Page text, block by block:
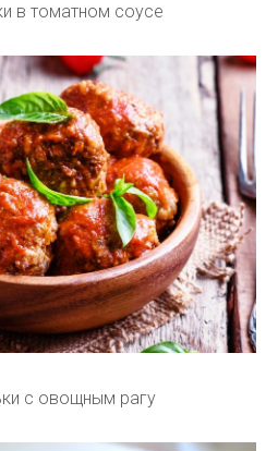
в томатном соусе
с овощным рагу